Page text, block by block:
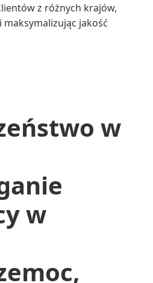
z różnych krajów,
jakość
w
w